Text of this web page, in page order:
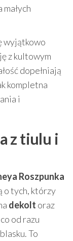
wyjątkowo
z kultowym
dopełniają
kompletna
i
z tiulu i
Roszpunka
o tych, którzy
dekolt oraz
co od razu
To